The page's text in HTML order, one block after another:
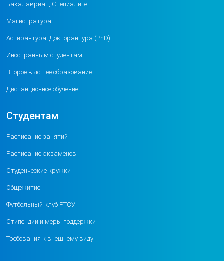
Бакалавриат, Специалитет
Магистратура
Аспирантура, Докторантура (PhD)
Иностранным студентам
Второе высшее образование
Дистанционное обучение
Студентам
Расписание занятий
Расписание экзаменов
Студенческие кружки
Общежитие
Футбольный клуб РТСУ
Стипендии и меры поддержки
Требования к внешнему виду